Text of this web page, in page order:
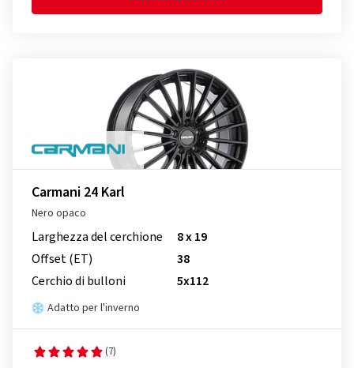
Carmani 24 Karl
Nero opaco
Larghezza del cerchione
8 x 19
Offset (ET)
38
Cerchio di bulloni
5x112
Adatto per l'inverno
(7)